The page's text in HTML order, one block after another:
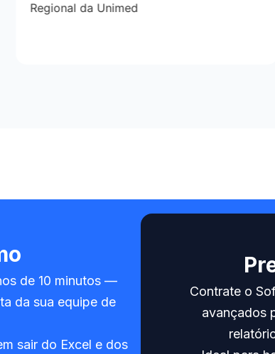
Regional da Unimed
de 10 minutos —
da sua equipe de
sair do Excel e dos
Contrate o
avançados